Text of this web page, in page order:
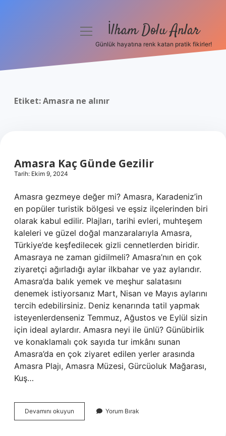
menüyü İlham Dolu Anlar
Günlük hayatına renk katan pratik fikirler!
Etiket:Amasra ne alınır
Amasra Kaç Günde Gezilir
Tarih: Ekim 9, 2024
Amasra gezmeye değer mi? Amasra, Karadeniz’in
en popüler turistik bölgesi ve eşsiz ilçelerinden biri
olarak kabul edilir. Plajları, tarihi evleri, muhteşem
kaleleri ve güzel doğal manzaralarıyla Amasra,
Türkiye’de keşfedilecek gizli cennetlerden biridir.
Amasraya ne zaman gidilmeli? Amasra’nın en çok
ziyaretçi ağırladığı aylar ilkbahar ve yaz aylarıdır.
Amasra’da balık yemek ve meşhur salatasını
denemek istiyorsanız Mart, Nisan ve Mayıs aylarını
tercih edebilirsiniz. Deniz kenarında tatil yapmak
isteyenlerdenseniz Temmuz, Ağustos ve Eylül sizin
için ideal aylardır. Amasra neyi ile ünlü? Günübirlik
ve konaklamalı çok sayıda tur imkânı sunan
Amasra’da en çok ziyaret edilen yerler arasında
Amasra Plajı, Amasra Müzesi, Gürcüoluk Mağarası,
Kuş…
Devamını okuyun
Kaç
Yorum Bırak